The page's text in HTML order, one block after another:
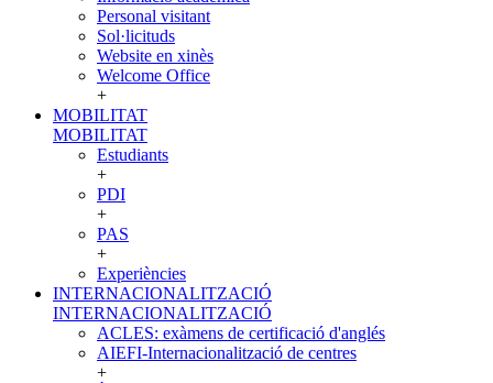
Personal visitant
Sol·licituds
Website en xinès
Welcome Office
+
MOBILITAT
MOBILITAT
Estudiants
+
PDI
+
PAS
+
Experiències
INTERNACIONALITZACIÓ
INTERNACIONALITZACIÓ
ACLES: exàmens de certificació d'anglés
AIEFI-Internacionalització de centres
+